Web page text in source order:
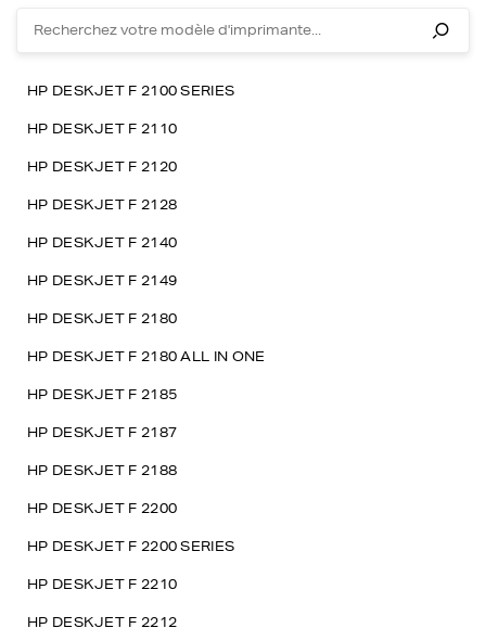
HP DESKJET F 2100 SERIES
HP DESKJET F 2110
HP DESKJET F 2120
HP DESKJET F 2128
HP DESKJET F 2140
HP DESKJET F 2149
HP DESKJET F 2180
HP DESKJET F 2180 ALL IN ONE
HP DESKJET F 2185
HP DESKJET F 2187
HP DESKJET F 2188
HP DESKJET F 2200
HP DESKJET F 2200 SERIES
HP DESKJET F 2210
HP DESKJET F 2212